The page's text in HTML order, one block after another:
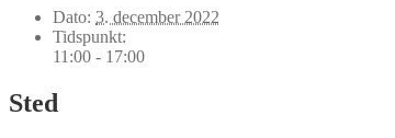
Dato: 3. december 2022
Tidspunkt:
11:00 - 17:00
Sted